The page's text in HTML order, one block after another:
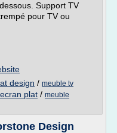
Support TV
pour TV ou
design / meuble tv
plat / meuble
Design